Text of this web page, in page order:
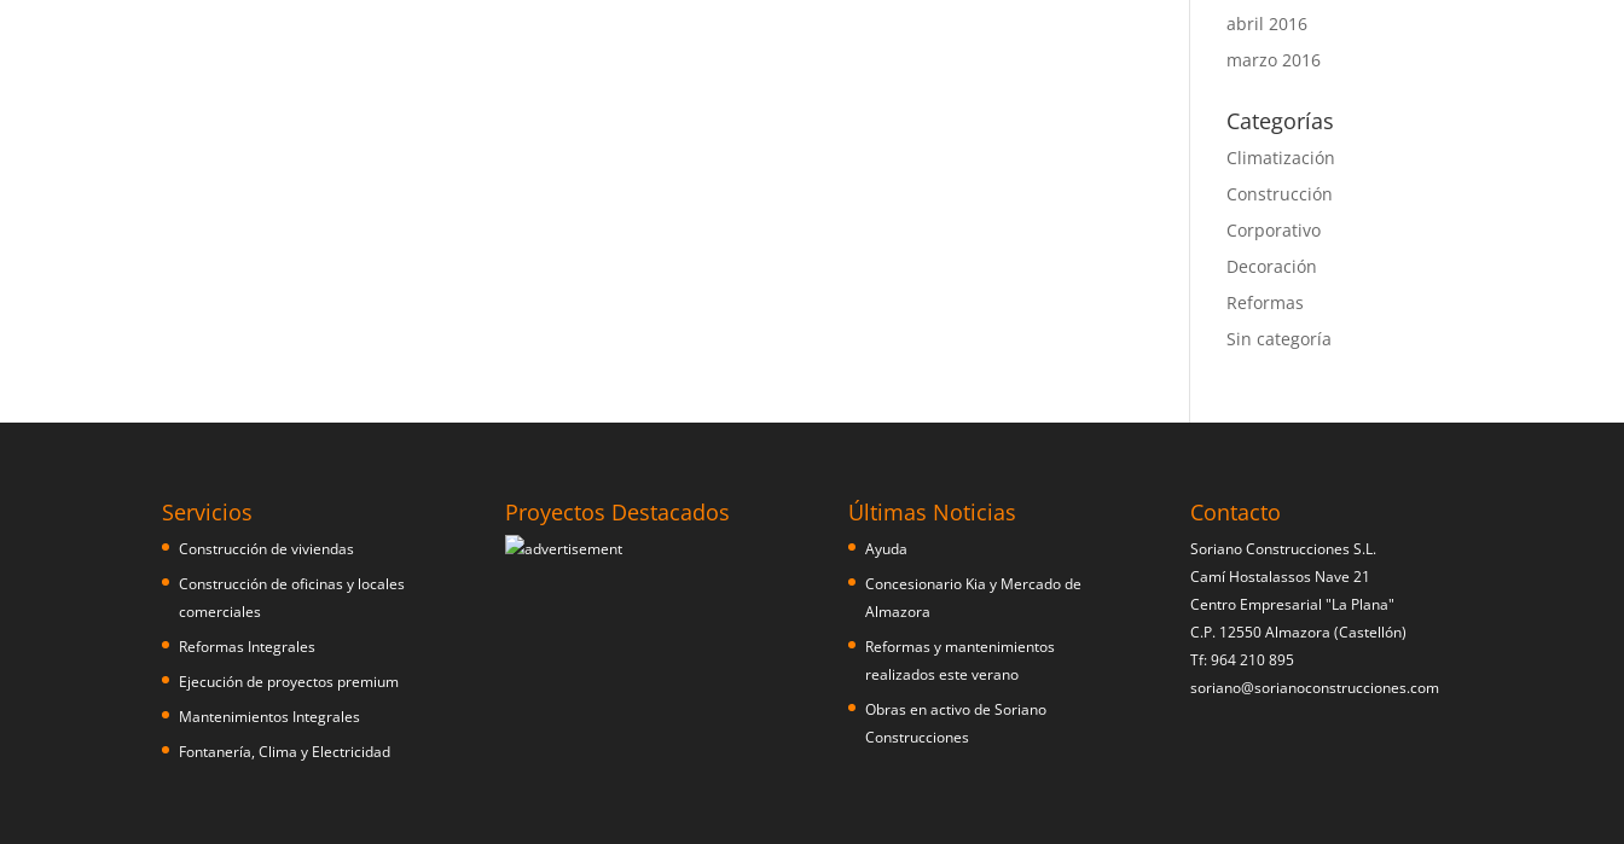
abril 2016
marzo 2016
Categorías
Climatización
Construcción
Corporativo
Decoración
Reformas
Sin categoría
Servicios
Construcción de viviendas
Construcción de oficinas y locales
comerciales
Reformas Integrales
Ejecución de proyectos premium
Mantenimientos Integrales
Fontanería, Clima y Electricidad
Proyectos Destacados Últimas Noticias
Ayuda
Concesionario Kia y Mercado de
Almazora
Reformas y mantenimientos
realizados este verano
Obras en activo de Soriano
Construcciones
Contacto
Soriano Construcciones S.L.
Camí Hostalassos Nave 21
Centro Empresarial "La Plana"
C.P. 12550 Almazora (Castellón)
Tf: 964 210 895
soriano@sorianoconstrucciones.com